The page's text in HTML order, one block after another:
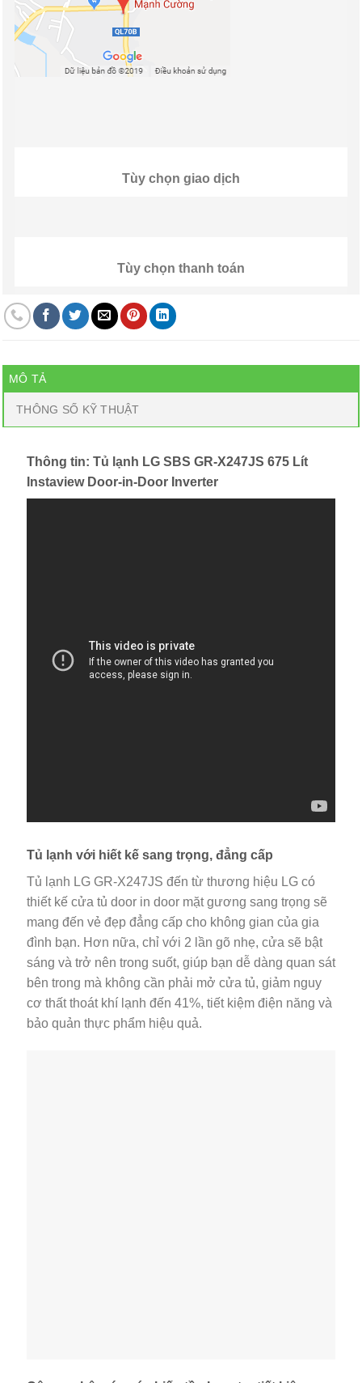
Tùy chọn giao dịch
Tùy chọn thanh toán
MÔ TẢ
THÔNG SỐ KỸ THUẬT
Thông tin: Tủ lạnh LG SBS GR-X247JS 675 Lít
Instaview Door-in-Door Inverter
Tủ lạnh với hiết kế sang trọng, đẳng cấp
Tủ lạnh LG GR-X247JS đến từ thương hiệu LG có
thiết kế cửa tủ door in door mặt gương sang trọng sẽ
mang đến vẻ đẹp đẳng cấp cho không gian của gia
đình bạn. Hơn nữa, chỉ với 2 lần gõ nhẹ, cửa sẽ bật
sáng và trở nên trong suốt, giúp bạn dễ dàng quan sát
bên trong mà không cần phải mở cửa tủ, giảm nguy
cơ thất thoát khí lạnh đến 41%, tiết kiệm điện năng và
bảo quản thực phẩm hiệu quả.